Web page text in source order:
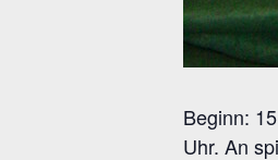
Beginn:
Uhr. An